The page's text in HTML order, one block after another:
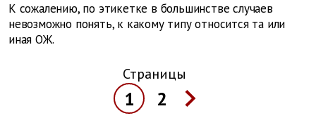
К сожалению, по этикетке в большинстве случаев
невозможно понять, к какому типу относится та или
иная ОЖ.
Страницы
1 2